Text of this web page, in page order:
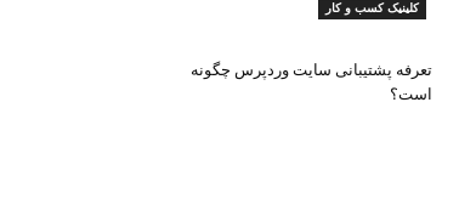
کلینیک کسب و کار
تعرفه پشتیبانی سایت وردپرس چگونه
است؟